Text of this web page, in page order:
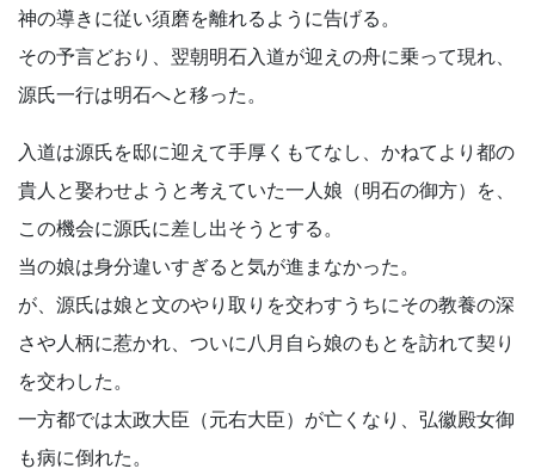
神の導きに従い須磨を離れるように告げる。
その予言どおり、翌朝明石入道が迎えの舟に乗って現れ、
源氏一行は明石へと移った。
入道は源氏を邸に迎えて手厚くもてなし、かねてより都の
貴人と娶わせようと考えていた一人娘（明石の御方）を、
この機会に源氏に差し出そうとする。
当の娘は身分違いすぎると気が進まなかった。
が、源氏は娘と文のやり取りを交わすうちにその教養の深
さや人柄に惹かれ、ついに八月自ら娘のもとを訪れて契り
を交わした。
一方都では太政大臣（元右大臣）が亡くなり、弘徽殿女御
も病に倒れた。